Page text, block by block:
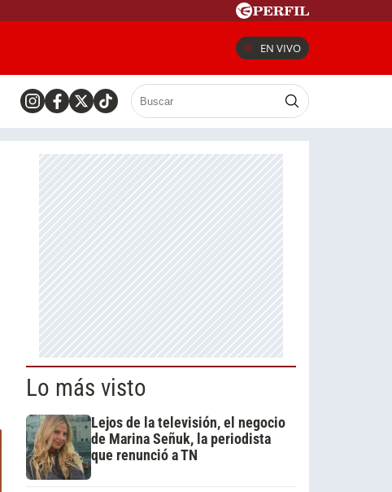
EN VIVO
Lo más visto
Lejos de la televisión, el negocio
de Marina Señuk, la periodista
que renunció a TN